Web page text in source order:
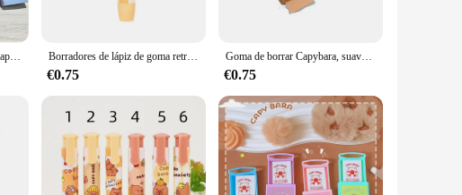
10 Uds. Venta al por mayor Kapibara Capybara Push Pull borrador escalable para materiales de escritura para estudiantes de oficina volver a la escuela Borradores de lápiz de goma retráctiles Kawaii de dibujos animados para niños, bonitos borradores de prensa Capybara para estudiantes, escritura y dibujo
€0.75
Goma de borrar Capybara, suave, 4B, boceto gratis, papelería, suministros escolares para estudiantes, nuevo
€0.75